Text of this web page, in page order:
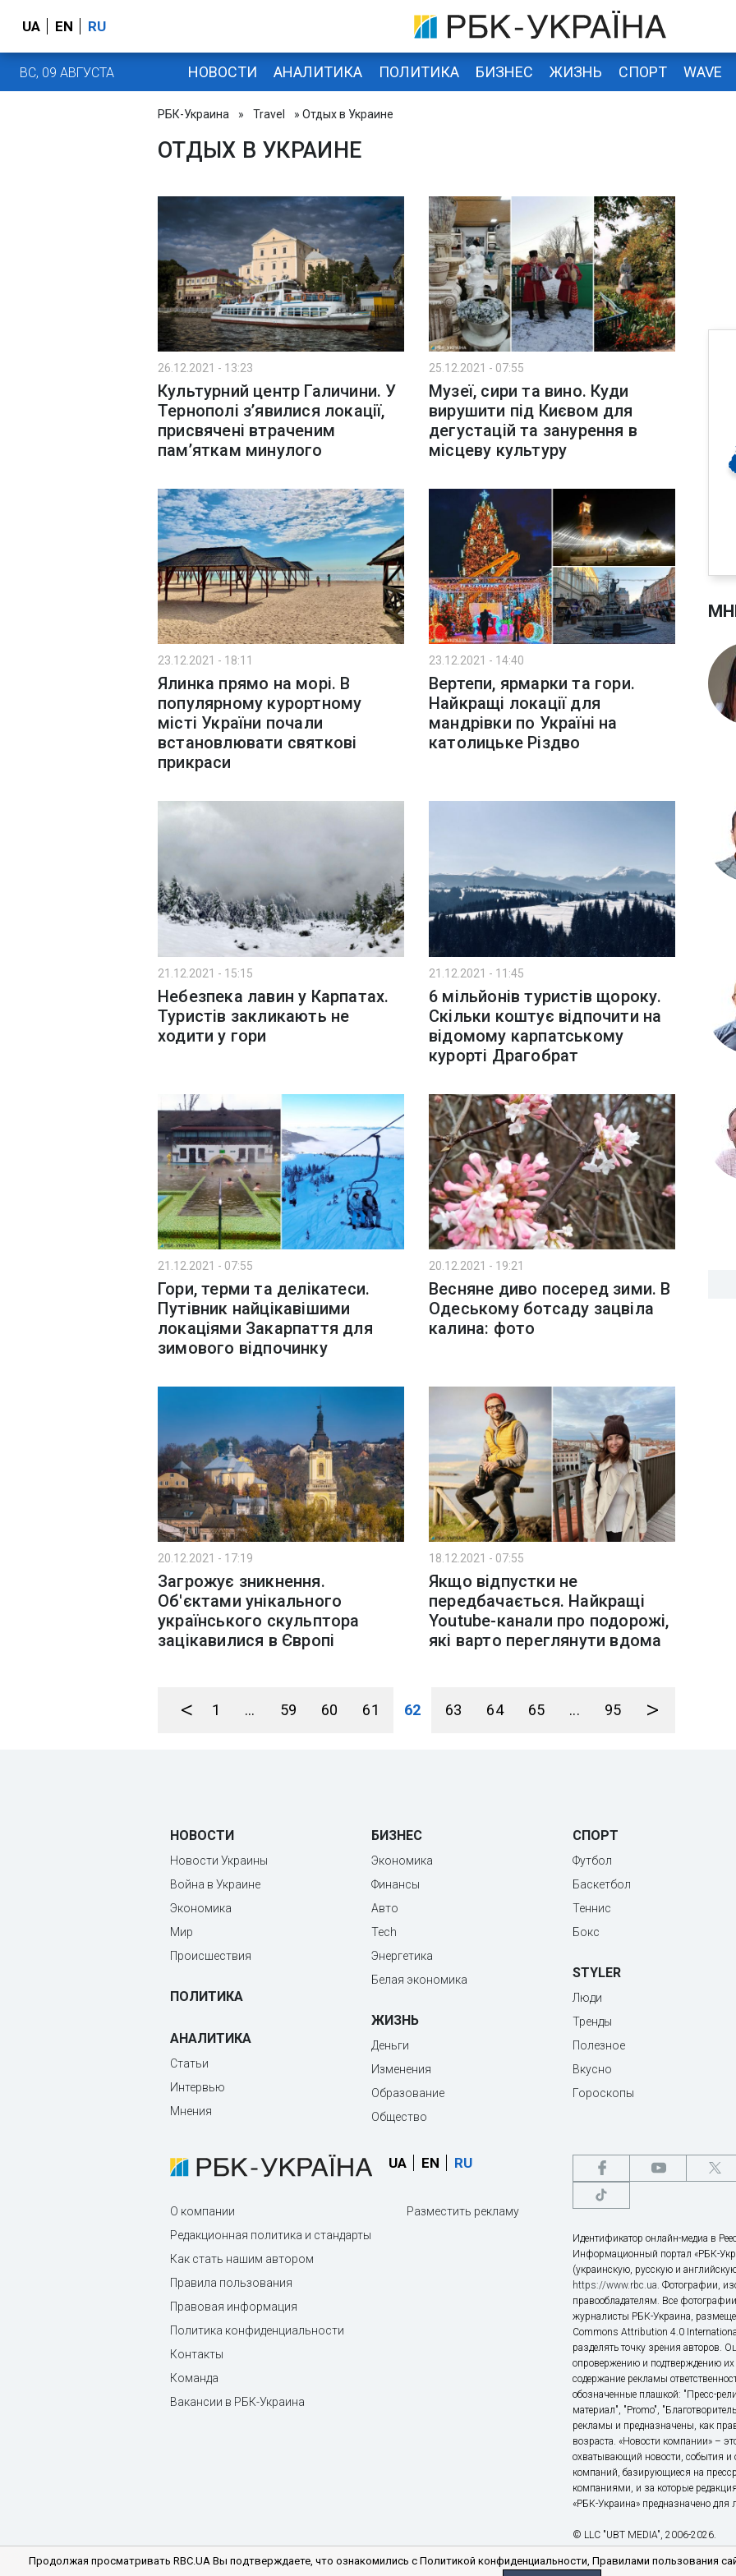
UA EN RU
ВС, 09 АВГУСТА НОВОСТИ АНАЛИТИКА ПОЛИТИКА БИЗНЕС ЖИЗНЬ СПОРТ WAVE
РБК-Украина » Travel » Отдых в Украине
ОТДЫХ В УКРАИНЕ
26.12.2021 - 13:23
Культурний центр Галичини. У
Тернополі з’явилися локації,
присвячені втраченим
пам’яткам минулого
25.12.2021 - 07:55
Музеї, сири та вино. Куди
вирушити під Києвом для
дегустацій та занурення в
місцеву культуру
23.12.2021 - 18:11
Ялинка прямо на морі. В
популярному курортному
місті України почали
встановлювати святкові
прикраси
23.12.2021 - 14:40
Вертепи, ярмарки та гори.
Найкращі локації для
мандрівки по Україні на
католицьке Різдво
21.12.2021 - 15:15
Небезпека лавин у Карпатах.
Туристів закликають не
ходити у гори
21.12.2021 - 11:45
6 мільйонів туристів щороку.
Скільки коштує відпочити на
відомому карпатському
курорті Драгобрат
21.12.2021 - 07:55
Гори, терми та делікатеси.
Путівник найцікавішими
локаціями Закарпаття для
зимового відпочинку
20.12.2021 - 19:21
Весняне диво посеред зими. В
Одеському ботсаду зацвіла
калина: фото
20.12.2021 - 17:19
Загрожує зникнення.
Об'єктами унікального
українського скульптора
зацікавилися в Європі
18.12.2021 - 07:55
Якщо відпустки не
передбачається. Найкращі
Youtube-канали про подорожі,
які варто переглянути вдома
< 1 ... 59 60 61 62 63 64 65 ... 95 >
НОВОСТИ
Новости Украины
Война в Украине
Экономика
Мир
Происшествия
ПОЛИТИКА
АНАЛИТИКА
Статьи
Интервью
Мнения
БИЗНЕС
Экономика
Финансы
Авто
Tech
Энергетика
Белая экономика
ЖИЗНЬ
Деньги
Изменения
Образование
Общество
СПОРТ
Футбол
Баскетбол
Теннис
Бокс
STYLER
Люди
Тренды
Полезное
Вкусно
Гороскопы
UA EN RU
О компании
Редакционная политика и стандарты
Как стать нашим автором
Правила пользования
Правовая информация
Политика конфиденциальности
Контакты
Команда
Вакансии в РБК-Украина
Разместить рекламу
Идентификатор онлайн-медиа в
Информационный портал «РБК-
(украинскую, русскую и
https://www.rbc.ua. Фотографии,
правообладателям. Все
журналисты РБК-Украина,
Commons Attribution 4.0
разделять точку зрения авторов.
опровержению и подтверждению их
содержание рекламы
обозначенные плашкой: "Пресс-
материал", "Promo",
рекламы и предназначены, как
возраста. «Новости компании» –
охватывающий новости, события и
компаний, базирующиеся на
компаниями, и за которые
«РБК-Украина» предназначено для
© LLC "UBT MEDIA", 2006-2026.
Продолжая просматривать RBC.UA Вы подтверждаете, что ознакомились с Политикой конфиденциальности, Правилами пользования